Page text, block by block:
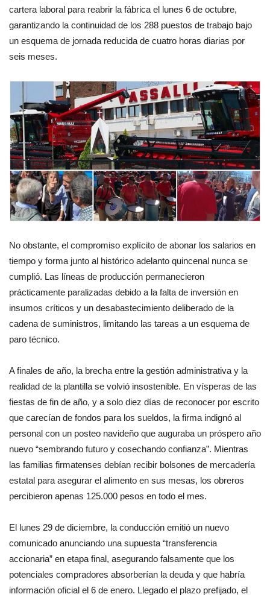
cartera laboral para reabrir la fábrica el lunes 6 de octubre,
garantizando la continuidad de los 288 puestos de trabajo bajo
un esquema de jornada reducida de cuatro horas diarias por
seis meses.
No obstante, el compromiso explícito de abonar los salarios en
tiempo y forma junto al histórico adelanto quincenal nunca se
cumplió. Las líneas de producción permanecieron
prácticamente paralizadas debido a la falta de inversión en
insumos críticos y un desabastecimiento deliberado de la
cadena de suministros, limitando las tareas a un esquema de
paro técnico.
A finales de año, la brecha entre la gestión administrativa y la
realidad de la plantilla se volvió insostenible. En vísperas de las
fiestas de fin de año, y a solo diez días de reconocer por escrito
que carecían de fondos para los sueldos, la firma indignó al
personal con un posteo navideño que auguraba un próspero año
nuevo “sembrando futuro y cosechando confianza”. Mientras
las familias firmatenses debían recibir bolsones de mercadería
estatal para asegurar el alimento en sus mesas, los obreros
percibieron apenas 125.000 pesos en todo el mes.
El lunes 29 de diciembre, la conducción emitió un nuevo
comunicado anunciando una supuesta “transferencia
accionaria” en etapa final, asegurando falsamente que los
potenciales compradores absorberían la deuda y que habría
información oficial el 6 de enero. Llegado el plazo prefijado, el